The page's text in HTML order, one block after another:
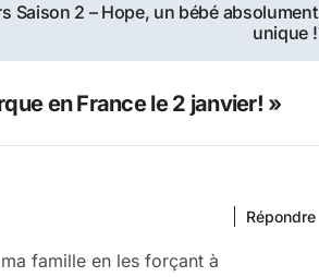
Saison 2 – Hope, un bébé absolument
unique !
en France le 2 janvier! »
famille en les forçant à
Répondre